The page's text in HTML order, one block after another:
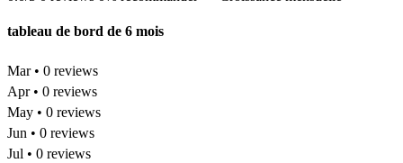
tableau de bord de 6 mois
Mar • 0 reviews
Apr • 0 reviews
May • 0 reviews
Jun • 0 reviews
Jul • 0 reviews